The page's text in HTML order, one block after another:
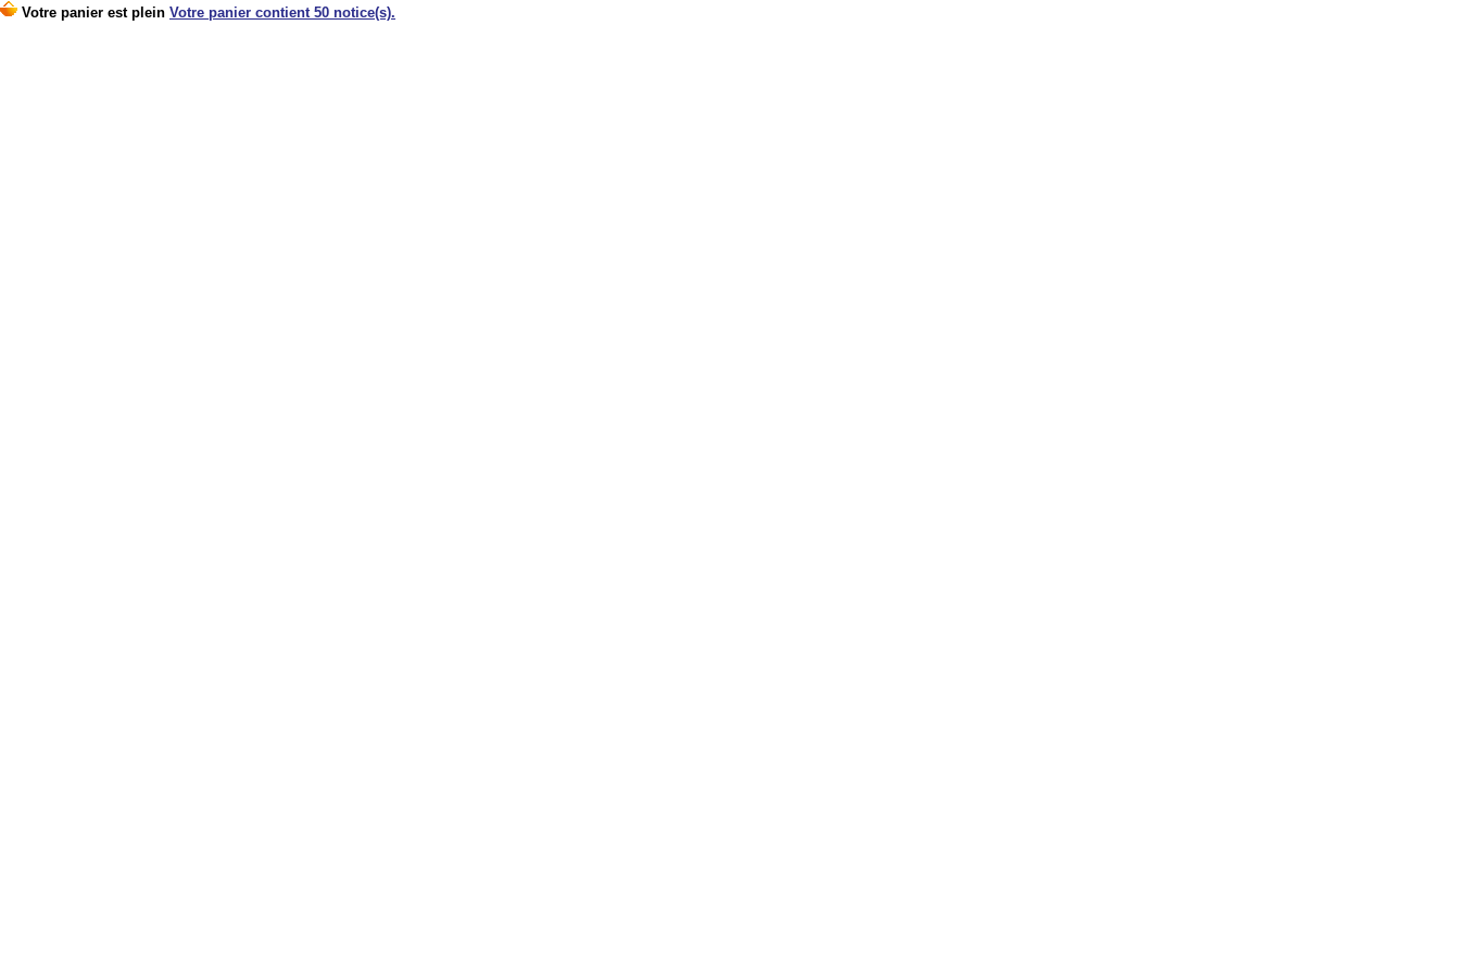
Votre panier est plein Votre panier contient 50 notice(s).